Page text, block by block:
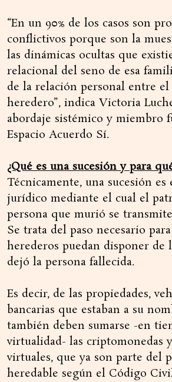
“En un 90% de los casos son
conflictivos porque son la
las dinámicas ocultas que
relacional del seno de esa
de la relación personal entre el
heredero”, indica Victoria
abordaje sistémico y miembro
Espacio Acuerdo Sí.
¿Qué es una sucesión y para
Técnicamente, una sucesión es
jurídico mediante el cual el
persona que murió se transmite
Se trata del paso necesario
herederos puedan disponer de
dejó la persona fallecida.
Es decir, de las propiedades,
bancarias que estaban a su
también deben sumarse -en
virtualidad- las criptomonedas
virtuales, que ya son parte del
heredable según el Código